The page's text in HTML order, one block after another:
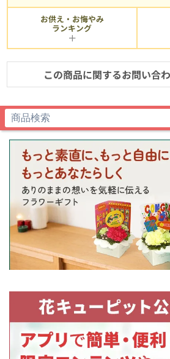
お供え・お悔やみ
ランキング
この商品に関するお問い合